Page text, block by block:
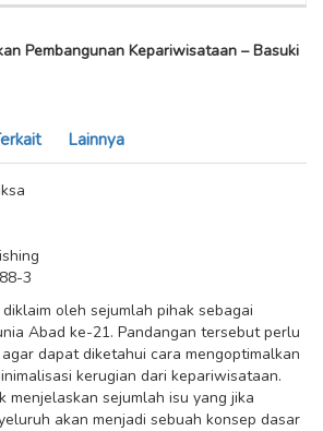
Pembangunan Kepariwisataan – Basuki
Lainnya
3
oleh sejumlah pihak sebagai
Abad ke-21. Pandangan tersebut perlu
dapat diketahui cara mengoptimalkan
kerugian dari kepariwisataan.
menjelaskan sejumlah isu yang jika
akan menjadi sebuah konsep dasar